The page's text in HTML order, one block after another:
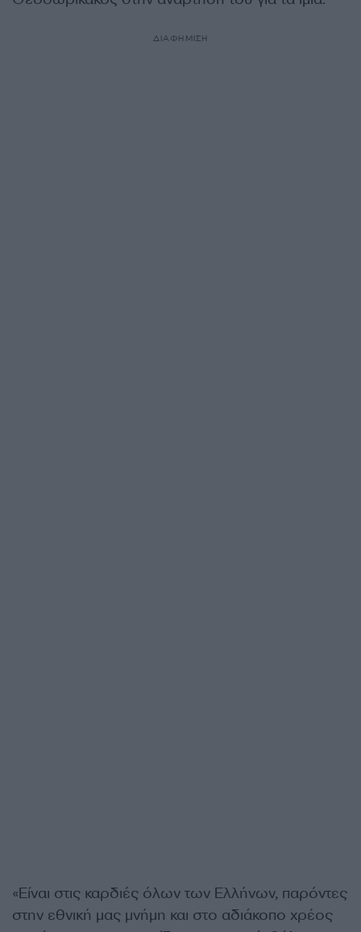
ΔΙΑΦΗΜΙΣΗ
«Είναι στις καρδιές όλων των Ελλήνων, παρόντες
στην εθνική μας μνήμη και στο αδιάκοπο χρέος